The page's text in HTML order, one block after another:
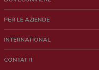
Chi siamo
Lavora con noi
PER LE AZIENDE
Richieste commerciali e marketing
INTERNATIONAL
CONTATTI